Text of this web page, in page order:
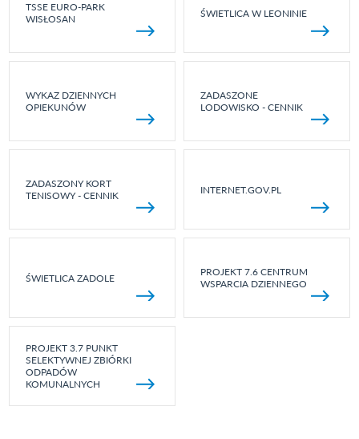
TSSE EURO-PARK
WISŁOSAN
ŚWIETLICA W LEONINIE
WYKAZ DZIENNYCH
OPIEKUNÓW
ZADASZONE
LODOWISKO - CENNIK
ZADASZONY KORT
TENISOWY - CENNIK
INTERNET.GOV.PL
ŚWIETLICA ZADOLE
PROJEKT 7.6 CENTRUM
WSPARCIA DZIENNEGO
PROJEKT 3.7 PUNKT
SELEKTYWNEJ ZBIÓRKI
ODPADÓW
KOMUNALNYCH